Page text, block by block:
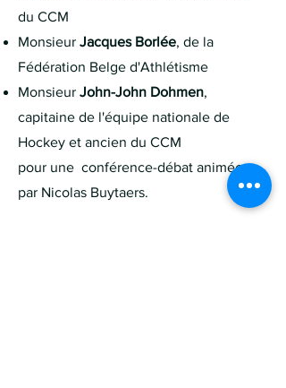
du CCM
Monsieur Jacques Borlée, de la
Fédération Belge d'Athlétisme
Monsieur John-John Dohmen,
capitaine de l'équipe nationale de
Hockey et ancien du CCM
pour une conférence-débat animée
par Nicolas Buytaers.